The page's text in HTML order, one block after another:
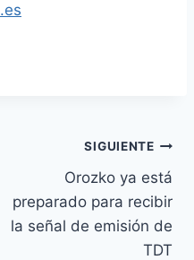
SIGUIENTE
Orozko ya está
preparado para recibir
la señal de emisión de
TDT